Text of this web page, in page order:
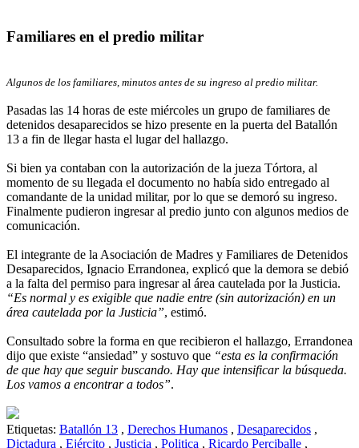
Familiares en el predio militar
Algunos de los familiares, minutos antes de su ingreso al predio militar.
Pasadas las 14 horas de este miércoles un grupo de familiares de
detenidos desaparecidos se hizo presente en la puerta del Batallón
13 a fin de llegar hasta el lugar del hallazgo.
Si bien ya contaban con la autorización de la jueza Tórtora, al
momento de su llegada el documento no había sido entregado al
comandante de la unidad militar, por lo que se demoró su ingreso.
Finalmente pudieron ingresar al predio junto con algunos medios de
comunicación.
El integrante de la Asociación de Madres y Familiares de Detenidos
Desaparecidos, Ignacio Errandonea, explicó que la demora se debió
a la falta del permiso para ingresar al área cautelada por la Justicia.
“Es normal y es exigible que nadie entre (sin autorización) en un
área cautelada por la Justicia”, estimó.
Consultado sobre la forma en que recibieron el hallazgo, Errandonea
dijo que existe “ansiedad” y sostuvo que “esta es la confirmación
de que hay que seguir buscando. Hay que intensificar la búsqueda.
Los vamos a encontrar a todos”.
Etiquetas: Batallón 13 , Derechos Humanos , Desaparecidos ,
Dictadura , Ejército , Justicia , Politica , Ricardo Perciballe ,